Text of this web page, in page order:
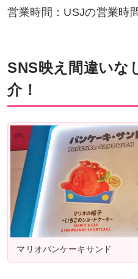
営業時間：USJの営業時
SNS映え間違いな
介！
マリオパンケーキサンド